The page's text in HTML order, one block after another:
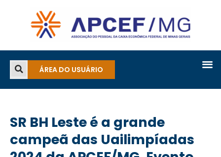
ÁREA DO USUÁRIO
SR BH Leste é a grande
campeã das Uailimpíadas